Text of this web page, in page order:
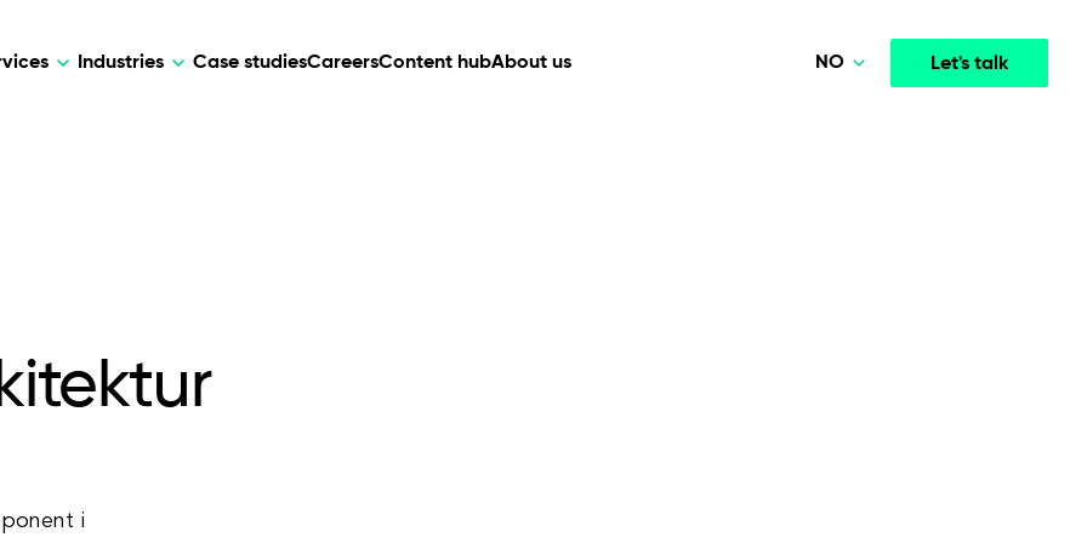
Industries Case studiesCareersContent hubAbout us Let's talk
NO
i